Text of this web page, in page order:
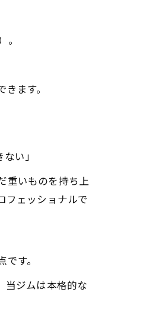
ます。
い」
重いものを持ち上
フェッショナルで
す。
当ジムは本格的な